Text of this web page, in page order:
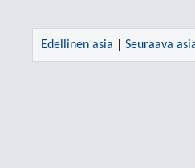
Edellinen asia Seuraava